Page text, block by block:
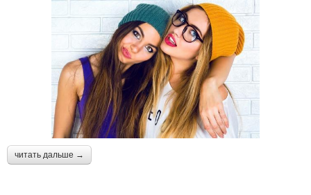
читать дальше →